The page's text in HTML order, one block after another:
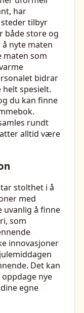
har
tilbyr
både store og
nyte maten
maten som
bidrar
spesielt.
du kan finne
rundt
alltid være
stolthet i å
med
uvanlig å finne
som
innovasjoner
Det kan
nye
egne